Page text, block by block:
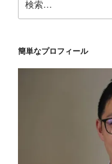
索:
簡単なプロフィール